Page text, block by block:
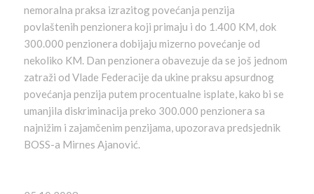
nemoralna praksa izrazitog povećanja penzija
povlaštenih penzionera koji primaju i do 1.400 KM, dok
300.000 penzionera dobijaju mizerno povećanje od
nekoliko KM. Dan penzionera obavezuje da se još jednom
zatraži od Vlade Federacije da ukine praksu apsurdnog
povećanja penzija putem procentualne isplate, kako bi se
umanjila diskriminacija preko 300.000 penzionera sa
najnižim i zajamčenim penzijama, upozorava predsjednik
BOSS-a Mirnes Ajanović.